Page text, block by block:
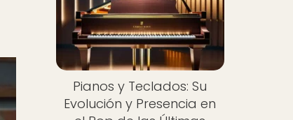
Pianos y Teclados: Su
Evolución y Presencia en